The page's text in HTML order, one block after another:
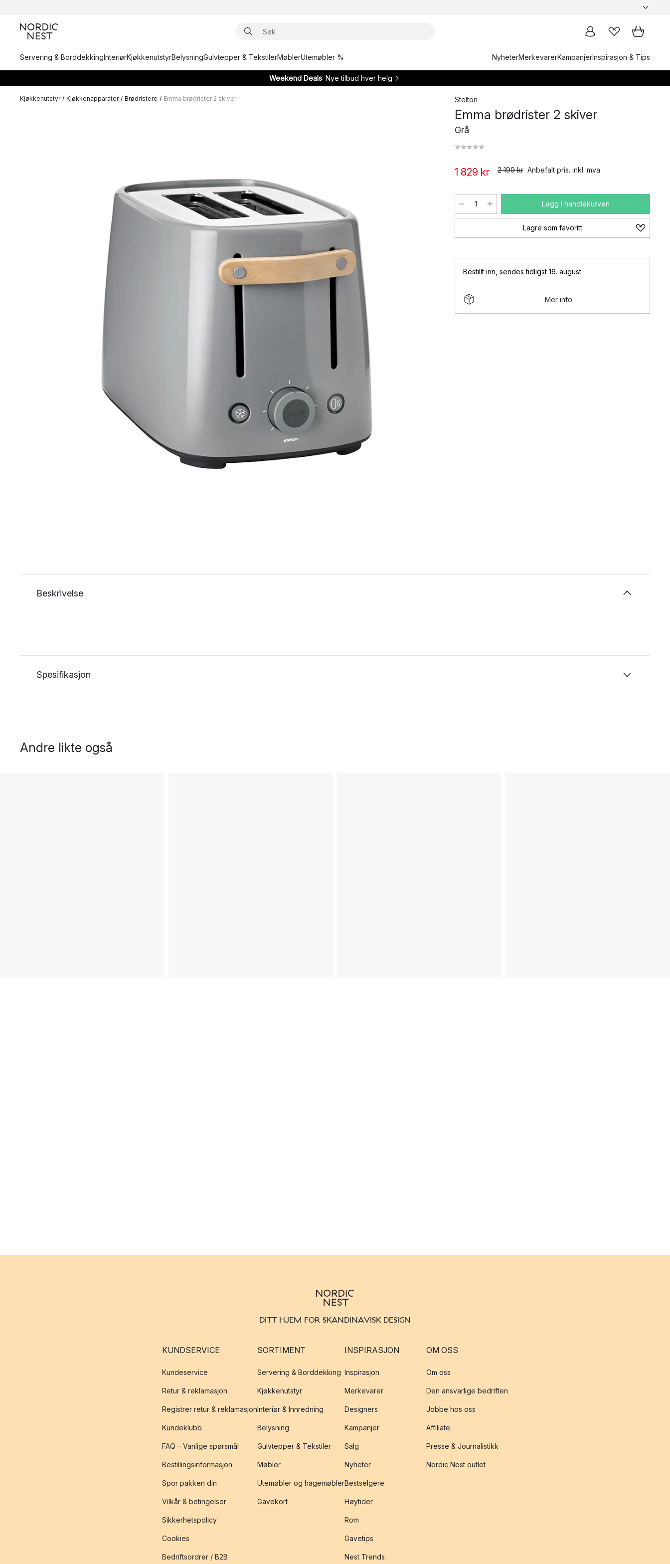
Servering & BorddekkingInteriørKjøkkenutstyrBelysningGulvtepper & TekstilerMøblerUtemøbler % NyheterMerkevarerKampanjerInspirasjon & Tips
Weekend Deals: Nye tilbud hver helg
Kjøkkenutstyr / Kjøkkenapparater / Brødristere / Emma brødrister 2 skiver Stelton
Emma brødrister 2 skiver
Grå
1 829 kr 2 199 kr Anbefalt pris. inkl. mva
Legg i handlekurven
Lagre som favoritt
Bestillt inn sendes tidligst 16. august
Mer info
Beskrivelse
Spesifikasjon
Andre likte også
DITT HJEM FOR SKANDINAVISK DESIGN
KUNDSERVICE
Kundeservice
Retur & reklamasjon
Registrer retur & reklamasjon
Kundeklubb
FAQ – Vanlige spørsmål
Bestillingsinformasjon
Spor pakken din
Vilkår & betingelser
Sikkerhetspolicy
Cookies
Bedriftsordrer / B2B
SORTIMENT
Servering & Borddekking
Kjøkkenutstyr
Interiør & Innredning
Belysning
Gulvtepper & Tekstiler
Møbler
Utemøbler og hagemøbler
Gavekort
INSPIRASJON
Inspirasjon
Merkevarer
Designers
Kampanjer
Salg
Nyheter
Bestselgere
Høytider
Rom
Gavetips
Nest Trends
OM OSS
Om oss
Den ansvarlige bedriften
Jobbe hos oss
Affiliate
Presse & Journalistikk
Nordic Nest outlet